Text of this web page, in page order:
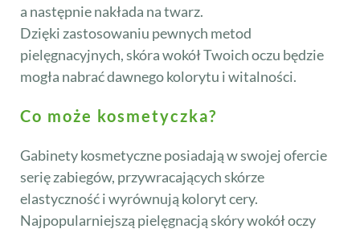
a następnie nakłada na twarz.
Dzięki zastosowaniu pewnych metod
pielęgnacyjnych, skóra wokół Twoich oczu będzie
mogła nabrać dawnego kolorytu i witalności.
Co może kosmetyczka?
Gabinety kosmetyczne posiadają w swojej ofercie
serię zabiegów, przywracających skórze
elastyczność i wyrównują koloryt cery.
Najpopularniejszą pielęgnacją skóry wokół oczy